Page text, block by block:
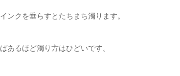
ンクを垂らすとたちまち濁ります。
あるほど濁り方はひどいです。